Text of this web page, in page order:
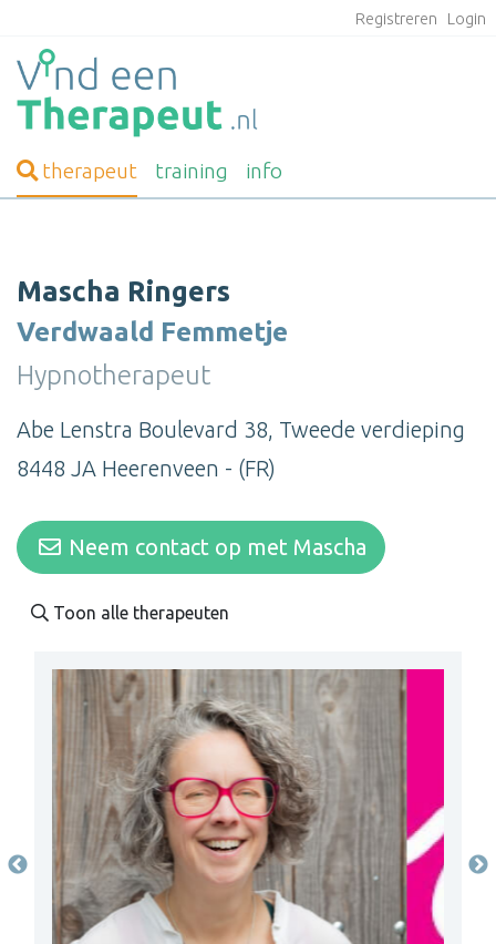
Registreren Login
therapeut training info
Mascha Ringers
Verdwaald Femmetje
Hypnotherapeut
Abe Lenstra Boulevard 38, Tweede verdieping
8448 JA Heerenveen - (FR)
Neem contact op met Mascha
Toon alle therapeuten